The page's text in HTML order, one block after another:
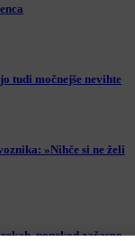
tudi močnejše nevihte
»Nihče si ne želi
ponekod začasno